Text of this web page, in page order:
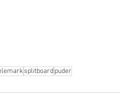
splitboardpuder